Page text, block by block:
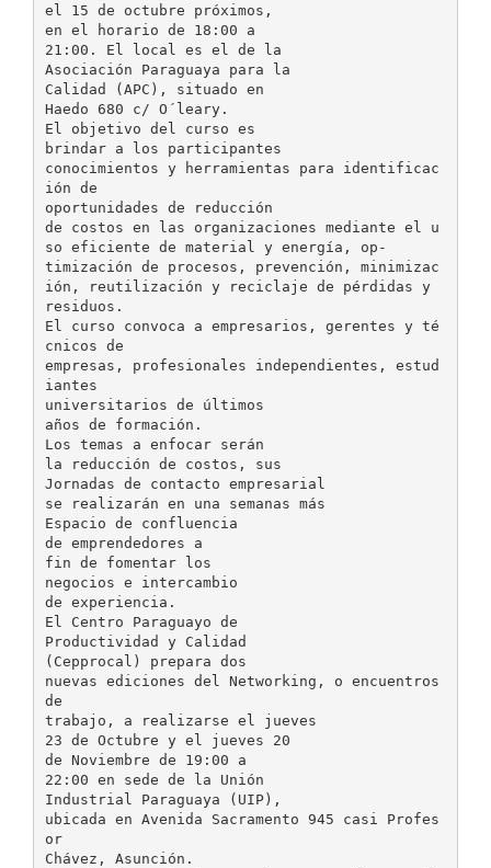
el 15 de octubre próximos,
en el horario de 18:00 a
21:00. El local es el de la
Asociación Paraguaya para la
Calidad (APC), situado en
Haedo 680 c/ O´leary.
El objetivo del curso es
brindar a los participantes
conocimientos y herramientas para identificac
ión de
oportunidades de reducción
de costos en las organizaciones mediante el u
so eficiente de material y energía, op-
timización de procesos, prevención, minimizac
ión, reutilización y reciclaje de pérdidas y
residuos.
El curso convoca a empresarios, gerentes y té
cnicos de
empresas, profesionales independientes, estud
iantes
universitarios de últimos
años de formación.
Los temas a enfocar serán
la reducción de costos, sus
Jornadas de contacto empresarial
se realizarán en una semanas más
Espacio de confluencia
de emprendedores a
fin de fomentar los
negocios e intercambio
de experiencia.
El Centro Paraguayo de
Productividad y Calidad
(Cepprocal) prepara dos
nuevas ediciones del Networking, o encuentros
de
trabajo, a realizarse el jueves
23 de Octubre y el jueves 20
de Noviembre de 19:00 a
22:00 en sede de la Unión
Industrial Paraguaya (UIP),
ubicada en Avenida Sacramento 945 casi Profes
or
Chávez, Asunción.